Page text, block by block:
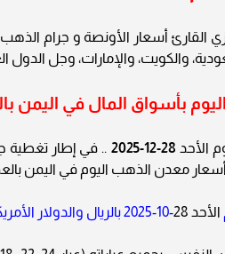
القارئ أسعار الأونصة و جرام
والإمارات، وجل الدول العربية لعيارات: 18,
بأسواق المال في اليمن
الأحد 28-12-2025
معدن الذهب اليوم في اليمن
الأحد 28 -10-2025 بالريال والدولار الأمريكي